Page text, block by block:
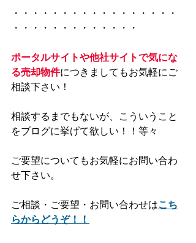
・・・・・・・・・・・・・・・・・
・・・・・・・・・・・・・
ポータルサイトや他社サイトで気にな
る売却物件につきましてもお気軽にご
相談下さい！
相談するまでもないが、こういうこと
をブログに挙げて欲しい！！等々
ご要望についてもお気軽にお問い合わ
せ下さい。
ご相談・ご要望・お問い合わせはこち
らからどうぞ！！